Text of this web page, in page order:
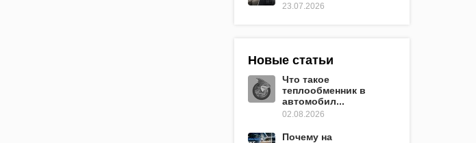
23.07.2026
Новые статьи
Что такое
теплообменник в
автомобил...
02.08.2026
Почему на